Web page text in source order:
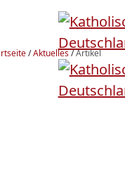
/Aktuelles/Artikel